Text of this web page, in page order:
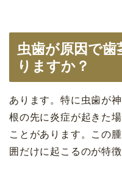
虫歯が原因で
りますか？
あります。特に虫歯が
根の先に炎症が起きた
ことがあります。この
囲だけに起こるのが特徴